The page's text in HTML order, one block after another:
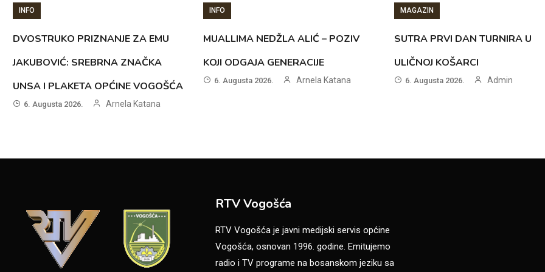
INFO
DVOSTRUKO PRIZNANJE ZA EMU
JAKUBOVIĆ: SREBRNA ZNAČKA
UNSA I PLAKETA OPĆINE VOGOŠĆA
6. Augusta 2026. Arnela Katana
INFO
MUALLIMA NEDŽLA ALIĆ – POZIV
KOJI ODGAJA GENERACIJE
6. Augusta 2026. Arnela Katana
MAGAZIN
SUTRA PRVI DAN TURNIRA U
ULIČNOJ KOŠARCI
6. Augusta 2026. Admin
RTV Vogošća
RTV Vogošća je javni medijski servis općine
Vogošća, osnovan 1996. godine. Emitujemo
radio i TV programe na bosanskom jeziku sa